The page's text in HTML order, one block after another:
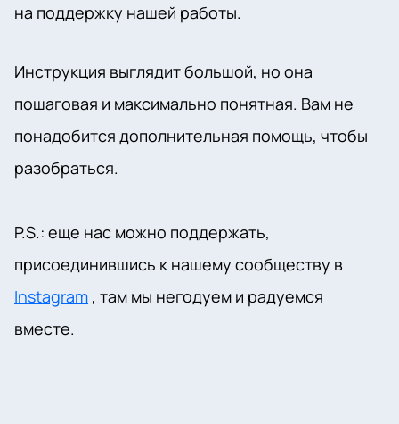
на поддержку нашей работы.
Инструкция выглядит большой, но она
пошаговая и максимально понятная. Вам не
понадобится дополнительная помощь, чтобы
разобраться.
P.S.: еще нас можно поддержать,
присоединившись к нашему сообществу в
Instagram , там мы негодуем и радуемся
вместе.